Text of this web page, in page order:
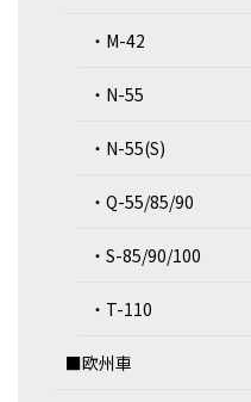
・M-42
・N-55
・N-55(S)
・Q-55/85/90
・S-85/90/100
・T-110
■欧州車